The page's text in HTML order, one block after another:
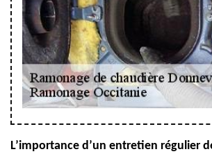
L’importance d’un entretien régulier